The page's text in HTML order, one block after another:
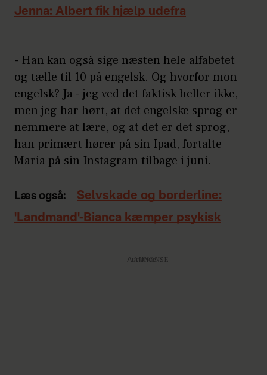
Jenna: Albert fik hjælp udefra
- Han kan også sige næsten hele alfabetet
og tælle til 10 på engelsk. Og hvorfor mon
engelsk? Ja - jeg ved det faktisk heller ikke,
men jeg har hørt, at det engelske sprog er
nemmere at lære, og at det er det sprog,
han primært hører på sin Ipad, fortalte
Maria på sin Instagram tilbage i juni.
Læs også:
Selvskade og borderline:
'Landmand'-Bianca kæmper psykisk
Annonce